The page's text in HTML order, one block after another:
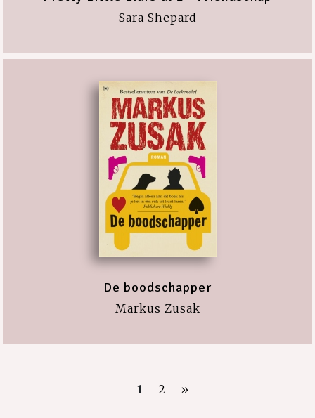
Sara Shepard
De boodschapper
Markus Zusak
1 2 »